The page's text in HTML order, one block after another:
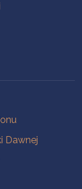
Dawnej